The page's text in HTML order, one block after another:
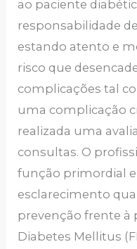
ao paciente
responsabilidade
estando atento e
risco que
complicações tal
uma complicação
realizada uma
consultas. O
função primordial
esclarecimento
prevenção frente à
Diabetes Mellitus